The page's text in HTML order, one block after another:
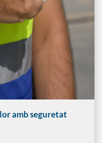
amb seguretat